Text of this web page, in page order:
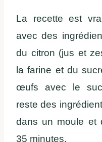
La recette est
avec des
du citron (jus et
la farine et du
œufs avec le
reste des
dans un moule et
35 minutes.